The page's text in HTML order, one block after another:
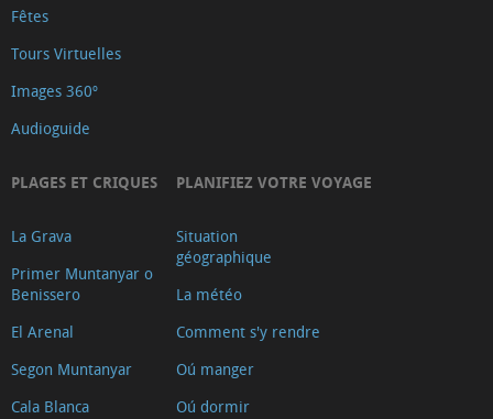
Fêtes
Tours Virtuelles
Images 360º
Audioguide
PLAGES ET CRIQUES
La Grava
Primer Muntanyar o
Benissero
El Arenal
Segon Muntanyar
Cala Blanca
PLANIFIEZ VOTRE VOYAGE
Situation
géographique
La météo
Comment s'y rendre
Oú manger
Oú dormir